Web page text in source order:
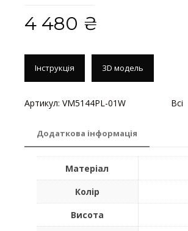
4 480 ₴
Інструкція 3D модель
Артикул: VM5144PL-01W Bсі
Додаткова інформація
Матеріал
Колір
Висота